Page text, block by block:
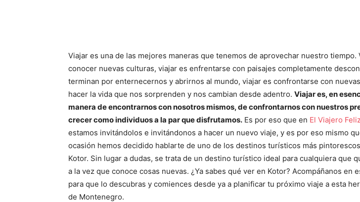
Viajar es una de las mejores maneras que tenemos de aprovechar nuestro tiempo.
conocer nuevas culturas, viajar es enfrentarse con paisajes completamente
terminan por enternecernos y abrirnos al mundo, viajar es confrontarse con
hacer la vida que nos sorprenden y nos cambian desde adentro. Viajar es, en
manera de encontrarnos con nosotros mismos, de confrontarnos con nuestros
crecer como individuos a la par que disfrutamos. Es por eso que en El Viajero
estamos invitándolos e invitándonos a hacer un nuevo viaje, y es por eso mismo
ocasión hemos decidido hablarte de uno de los destinos turísticos más
Kotor. Sin lugar a dudas, se trata de un destino turístico ideal para cualquiera que
a la vez que conoce cosas nuevas. ¿Ya sabes qué ver en Kotor? Acompáñanos en
para que lo descubras y comiences desde ya a planificar tu próximo viaje a esta
de Montenegro.